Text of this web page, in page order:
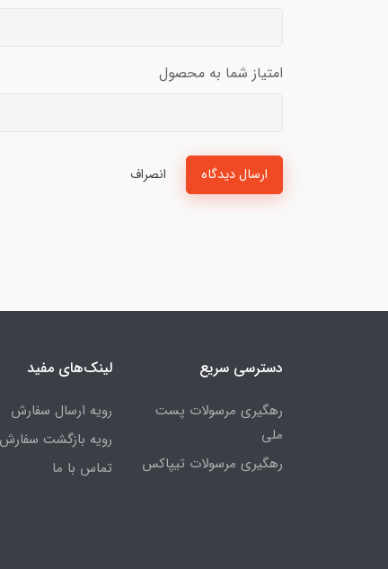
امتیاز شما به محصول
ارسال دیدگاه انصراف
دسترسی سریع
رهگیری مرسولات پست
ملی
رهگیری مرسولات تیپاکس
لینک‌های مفید
رویه ارسال سفارش
رویه بازگشت سفارش
تماس با ما